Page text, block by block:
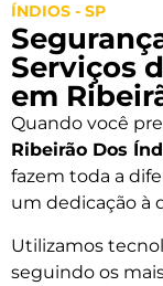
ÍNDIOS - SP
Serviços
em
Quando você
Ribeirão Dos
fazem toda a
um dedicação à
Utilizamos
seguindo os